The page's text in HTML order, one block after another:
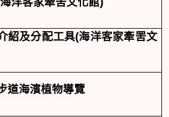
紹及分配工具(海洋客家牽罟文
道海濱植物導覽